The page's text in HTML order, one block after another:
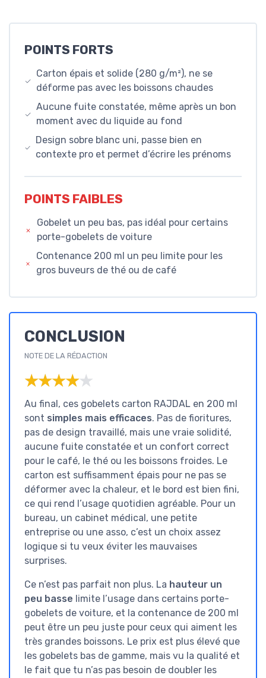
POINTS FORTS
Carton épais et solide (280 g/m²), ne se
déforme pas avec les boissons chaudes
Aucune fuite constatée, même après un bon
moment avec du liquide au fond
Design sobre blanc uni, passe bien en
contexte pro et permet d’écrire les prénoms
POINTS FAIBLES
Gobelet un peu bas, pas idéal pour certains
porte-gobelets de voiture
Contenance 200 ml un peu limite pour les
gros buveurs de thé ou de café
CONCLUSION
NOTE DE LA RÉDACTION
★★★★★
★★★★★
Au final, ces gobelets carton RAJDAL en 200 ml
sont simples mais efficaces. Pas de fioritures,
pas de design travaillé, mais une vraie solidité,
aucune fuite constatée et un confort correct
pour le café, le thé ou les boissons froides. Le
carton est suffisamment épais pour ne pas se
déformer avec la chaleur, et le bord est bien fini,
ce qui rend l’usage quotidien agréable. Pour un
bureau, un cabinet médical, une petite
entreprise ou une asso, c’est un choix assez
logique si tu veux éviter les mauvaises
surprises.
Ce n’est pas parfait non plus. La hauteur un
peu basse limite l’usage dans certains porte-
gobelets de voiture, et la contenance de 200 ml
peut être un peu juste pour ceux qui aiment les
très grandes boissons. Le prix est plus élevé que
les gobelets bas de gamme, mais vu la qualité et
le fait que tu n’as pas besoin de doubler les